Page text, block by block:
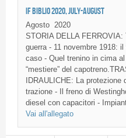
IF BIBLIO 2020, JULY-AUGUST
Agosto
2020
STORIA DELLA
guerra - 11 novembre 1918:
caso - Quel trenino in cima
“mestiere” del
IDRAULICHE: La
trazione - Il freno di
diesel con capacitori -
Vai all'allegato